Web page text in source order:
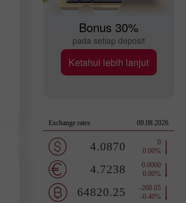
Bonus 30%
pada setiap deposit
Ketahui lebih lanjut